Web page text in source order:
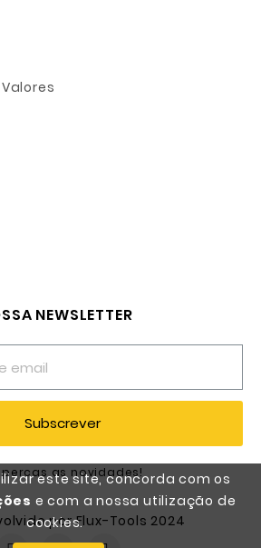
este site, concorda com os
e com a nossa utilização de
cookies.
NEWSLETTER
Subscrever
percas as novidades!
por Flux-Tools 2024